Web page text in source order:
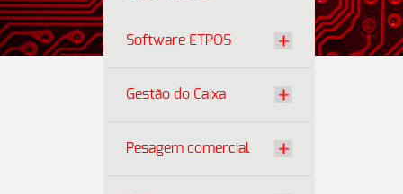
Software ETPOS
Gestão do Caixa
Pesagem comercial